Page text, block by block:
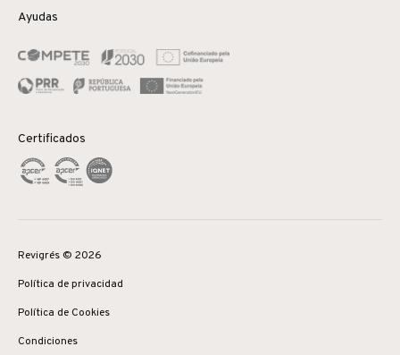
Ayudas
Certificados
Revigrés © 2026
Política de privacidad
Política de Cookies
Condiciones